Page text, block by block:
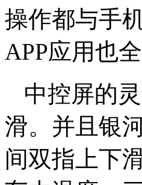
操作都与手
APP应用也
中控屏的
滑。并且银
间双指上下